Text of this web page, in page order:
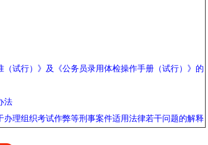
试行）》及《公务员录用体检操作手册（试行）》的
法
理组织考试作弊等刑事案件适用法律若干问题的解释